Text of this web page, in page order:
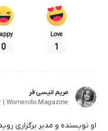
Love
1
0
مریم انیسی فر
| Womenito Magazine